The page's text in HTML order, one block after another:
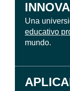
Una
educativo
mundo.